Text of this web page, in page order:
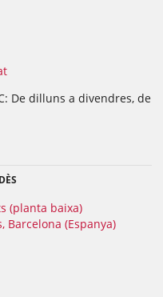
De dilluns a divendres, de
(planta baixa)
Barcelona (Espanya)